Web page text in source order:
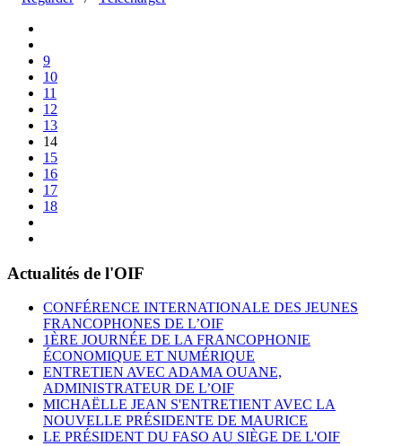
9
10
11
12
13
14
15
16
17
18
Actualités de l'OIF
CONFÉRENCE INTERNATIONALE DES JEUNES
FRANCOPHONES DE L’OIF
1ÈRE JOURNÉE DE LA FRANCOPHONIE
ÉCONOMIQUE ET NUMÉRIQUE
ENTRETIEN AVEC ADAMA OUANE,
ADMINISTRATEUR DE L’OIF
MICHAËLLE JEAN S'ENTRETIENT AVEC LA
NOUVELLE PRÉSIDENTE DE MAURICE
LE PRÉSIDENT DU FASO AU SIÈGE DE L'OIF